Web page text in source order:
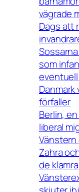
vägrade
Dags att
som
eventuell
Danmark
förfaller
Berlin,
liberal
Zahra
de